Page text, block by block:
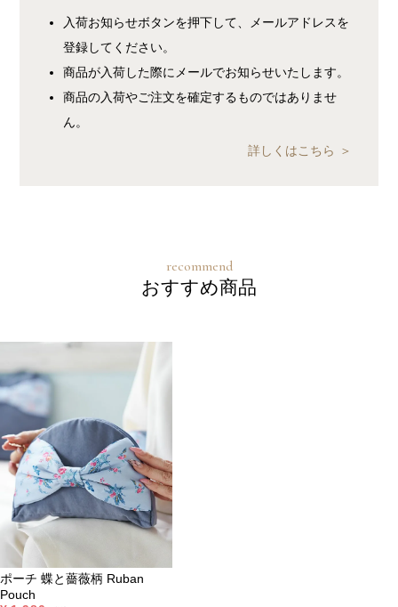
入荷お知らせボタンを押下して、メールアドレスを
登録してください。
商品が入荷した際にメールでお知らせいたします。
商品の入荷やご注文を確定するものではありませ
ん。
詳しくはこちら
おすすめ商品
ポーチ 蝶と薔薇柄 Ruban
Pouch